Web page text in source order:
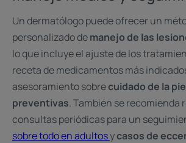
Un dermatólogo puede ofrecer un
personalizado demanejo de las
lo que incluye el ajuste de los
receta de medicamentos más
asesoramiento sobrecuidado de la
preventivas. También se recomienda
consultas periódicas para un
sobre todo en adultosycasos de